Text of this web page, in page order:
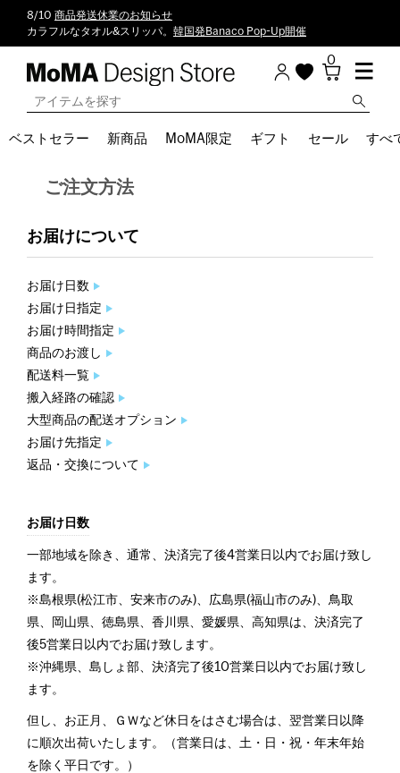
8/10 商品発送休業のお知らせ
カラフルなタオル&スリッパ。 韓国発Banaco Pop-Up開催
0
ベストセラー 新商品 MoMA限定 ギフト セール すべ
ご注文方法
お届けについて
お届け日数
お届け日指定
お届け時間指定
商品のお渡し
配送料一覧
搬入経路の確認
大型商品の配送オプション
お届け先指定
返品・交換について
お届け日数
一部地域を除き、通常、決済完了後4営業日以内でお届け致し
ます。
※島根県(松江市、安来市のみ)、広島県(福山市のみ)、鳥取
県、岡山県、徳島県、香川県、愛媛県、高知県は、決済完了
後5営業日以内でお届け致します。
※沖縄県、島しょ部、決済完了後10営業日以内でお届け致し
ます。
但し、お正月、ＧＷなど休日をはさむ場合は、翌営業日以降
に順次出荷いたします。（営業日は、土・日・祝・年末年始
を除く平日です。）